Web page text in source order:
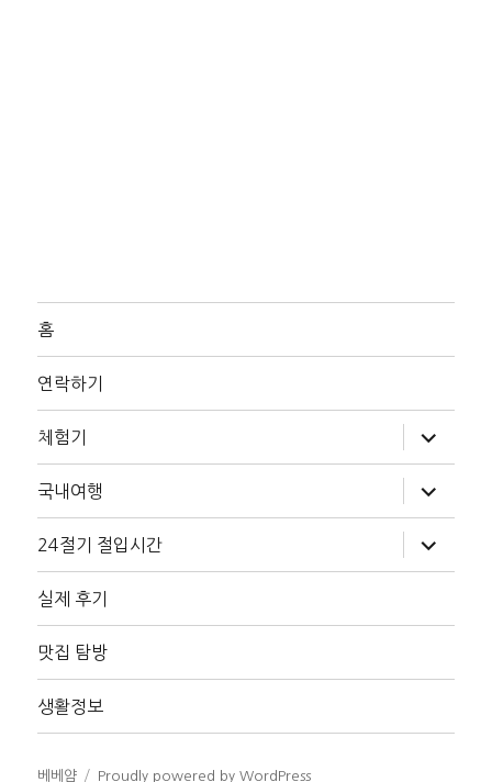
홈
연락하기
체험기
위
메
확
장
국내여행
위
메
확
장
24절기 절입시간
위
메
장
실제 후기
맛집 탐방
생활정보
베베얌 Proudly powered by WordPress